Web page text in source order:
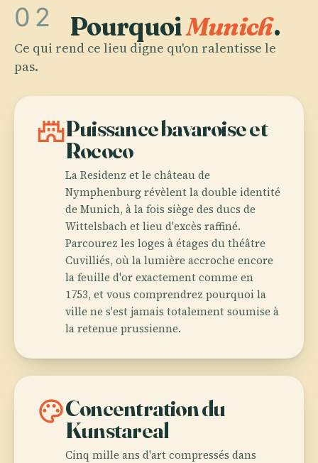
02 PourquoiMunich.
Ce qui rend ce lieu digne qu'on ralentisse le
pas.
castlePuissance bavaroise et
Rococo
La Residenz et le château de
Nymphenburg révèlent la double identité
de Munich, à la fois siège des ducs de
Wittelsbach et lieu d'excès raffiné.
Parcourez les loges à étages du théâtre
Cuvilliés, où la lumière accroche encore
la feuille d'or exactement comme en
1753, et vous comprendrez pourquoi la
ville ne s'est jamais totalement soumise à
la retenue prussienne.
paletteConcentration du
Kunstareal
Cinq mille ans d'art compressés dans